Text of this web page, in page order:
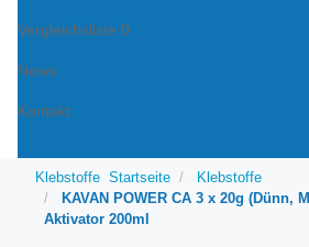
Vergleichsliste 0
News
Kontakt
Klebstoffe Startseite
Klebstoffe
KAVAN POWER CA 3 x 20g (Dünn,
Aktivator 200ml